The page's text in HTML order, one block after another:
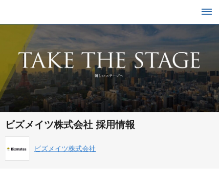
ビズメイツ株式会社 採用情報
ビズメイツ株式会社